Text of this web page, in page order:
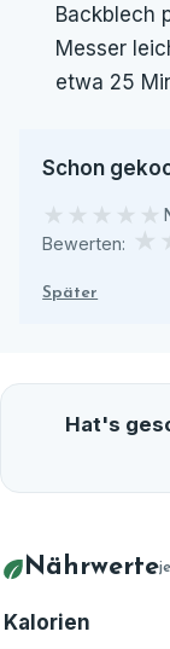
Backblech
Messer
etwa 25
Schon
★★★★★
★★★★★
Bewerten: ★
Später
Hat's
Nährwerte
Kalorien